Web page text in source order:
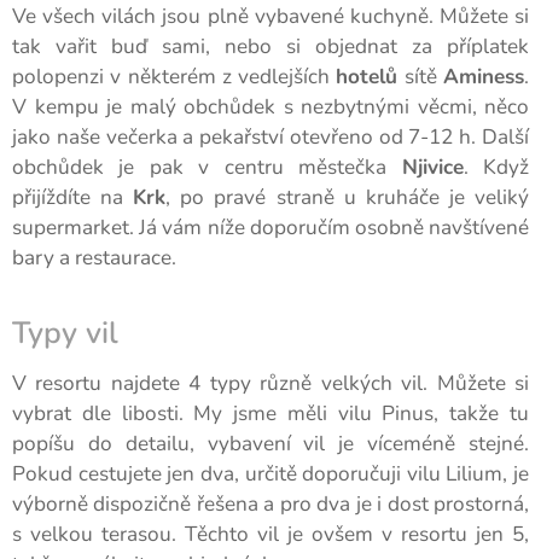
Ve všech vilách jsou plně vybavené kuchyně. Můžete si
tak vařit buď sami, nebo si objednat za příplatek
polopenzi v některém z vedlejších hotelů sítěAminess.
V kempu je malý obchůdek s nezbytnými věcmi, něco
jako naše večerka a pekařství otevřeno od 7-12 h. Další
obchůdek je pak v centru městečka Njivice. Když
přijíždíte na Krk, po pravé straně u kruháče je veliký
supermarket. Já vám níže doporučím osobně navštívené
bary a restaurace.
Typy vil
V resortu najdete 4 typy různě velkých vil. Můžete si
vybrat dle libosti. My jsme měli vilu Pinus, takže tu
popíšu do detailu, vybavení vil je víceméně stejné.
Pokud cestujete jen dva, určitě doporučuji vilu Lilium, je
výborně dispozičně řešena a pro dva je i dost prostorná,
s velkou terasou. Těchto vil je ovšem v resortu jen 5,